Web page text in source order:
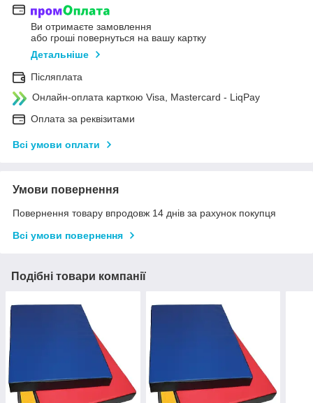
Ви отримаєте замовлення
або гроші повернуться на вашу картку
Детальніше
Післяплата
Онлайн-оплата карткою Visa, Mastercard - LiqPay
Оплата за реквізитами
Всі умови оплати
Умови повернення
Повернення товару впродовж 14 днів за рахунок покупця
Всі умови повернення
Подібні товари компанії